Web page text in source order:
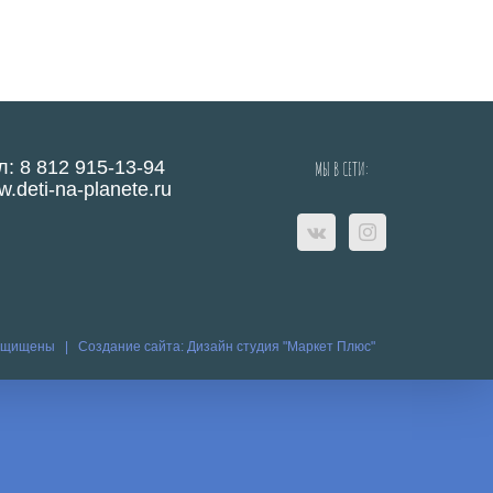
8 812 915-13-94
na-planete.ru
МЫ В СЕТИ:
| Создание сайта: Дизайн студия "Маркет Плюс"